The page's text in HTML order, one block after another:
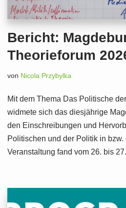
Bericht:
Theorieforum
von Nicola Przybylka
Mit dem Thema Das Politische
widmete sich das diesjährige
den Einschreibungen und
Politischen und der Politik in
Veranstaltung fand vom 26. bis